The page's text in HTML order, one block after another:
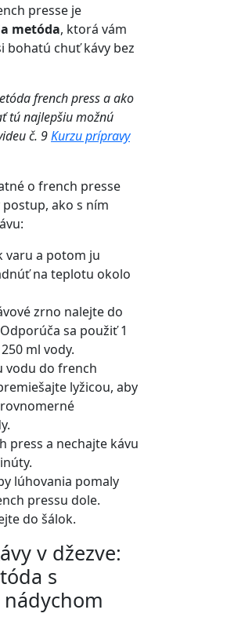
presse je
metóda, ktorá vám
bohatú chuť kávy bez
french press a ako
tú najlepšiu možnú
č. 9Kurzu prípravy
o french presse
ako s ním
varu a potom ju
na teplotu okolo
zrno nalejte do
sa použiť 1
ml vody.
vodu do french
lyžicou, aby
press a nechajte kávu
lúhovania pomaly
pressu dole.
do šálok.
v džezve:
s